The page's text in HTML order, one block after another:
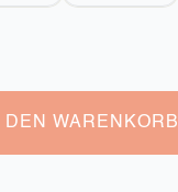
DEN WARENKORB